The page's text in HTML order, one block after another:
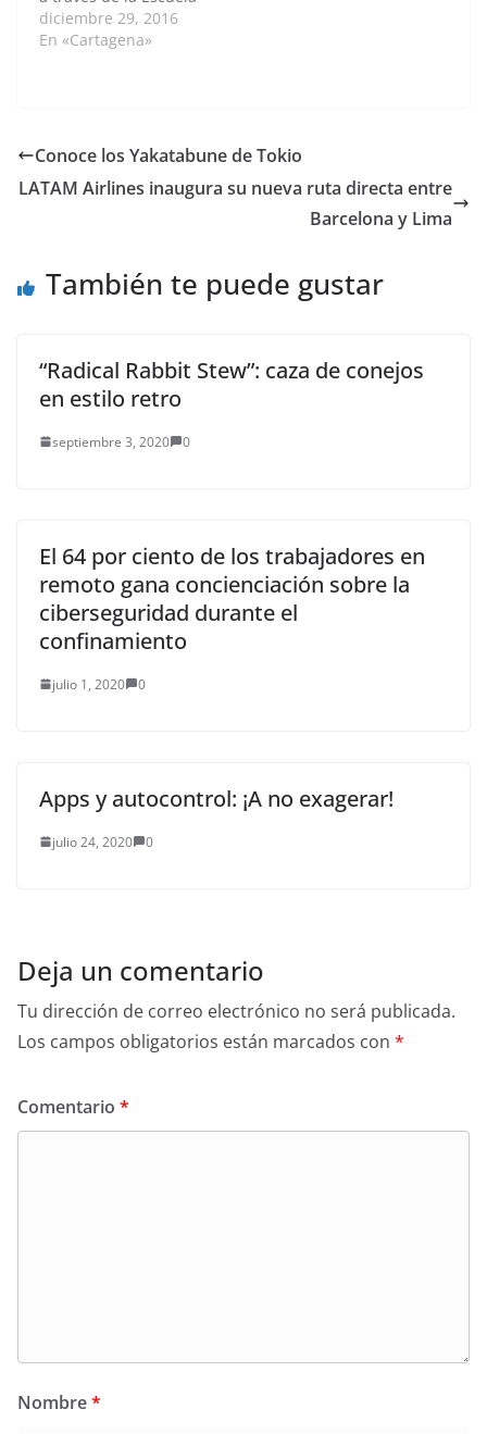
Taller Cartagena de
Indias y el Instituto de
a disfrutar de la
reactivar el parque…
diciembre 29, 2016
En «Cartagena»
Conoce los Yakatabune de Tokio
LATAM Airlines inaugura su nueva ruta directa entre
Barcelona y Lima
También te puede gustar
“Radical Rabbit Stew”: caza de conejos
en estilo retro
septiembre 3, 2020 0
El 64 por ciento de los trabajadores en
remoto gana concienciación sobre la
ciberseguridad durante el
confinamiento
julio 1, 2020 0
Apps y autocontrol: ¡A no exagerar!
julio 24, 2020 0
Deja un comentario
Tu dirección de correo electrónico no será publicada.
Los campos obligatorios están marcados con *
Comentario *
Nombre*